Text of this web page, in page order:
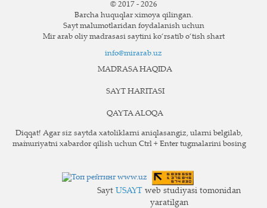
© 2017 - 2026
Barcha huquqlar ximoya qilingan.
Sayt ma`lumotlaridan foydalanish uchun
Mir arab oliy madrasasi saytini ko‘rsatib o‘tish shart
info@mirarab.uz
MADRASA HAQIDA
SAYT HARITASI
QAYTA ALOQA
Diqqat! Agar siz saytda xatoliklarni aniqlasangiz, ularni belgilab,
ma`muriyatni xabardor qilish uchun Ctrl + Enter tugmalarini bosing
Sayt USAYT web studiyasi tomonidan
yaratilgan